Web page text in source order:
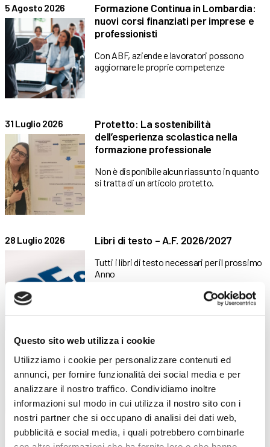
Questo sito web utilizza i cookie
Utilizziamo i cookie per personalizzare contenuti ed
annunci, per fornire funzionalità dei social media e per
analizzare il nostro traffico. Condividiamo inoltre
informazioni sul modo in cui utilizza il nostro sito con i
nostri partner che si occupano di analisi dei dati web,
pubblicità e social media, i quali potrebbero combinarle
5 Agosto 2026
Formazione Continua in Lombardia:
nuovi corsi finanziati per imprese e
professionisti
Con ABF, aziende e lavoratori possono
aggiornare le proprie competenze
31 Luglio 2026
Protetto: La sostenibilità
dell’esperienza scolastica nella
formazione professionale
Non è disponibile alcun riassunto in quanto
si tratta di un articolo protetto.
28 Luglio 2026 Libri di testo – A.F. 2026/2027
Tutti i libri di testo necessari per il prossimo
Anno
17 Luglio 2026
Piano di formazione estiva: diverse
attività dedicate all’aggiornamento e
alla crescita professionale
Competenze, innovazione e benessere: il
piano formativo che ha accompagnato